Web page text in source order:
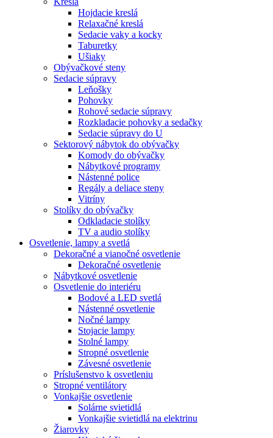
Hojdacie kreslá
Relaxačné kreslá
Sedacie vaky a kocky
Taburetky
Ušiaky
Obývačkové steny
Sedacie súpravy
Leňošky
Pohovky
Rohové sedacie súpravy
Rozkladacie pohovky a sedačky
Sedacie súpravy do U
Sektorový nábytok do obývačky
Komody do obývačky
Nábytkové programy
Nástenné police
Regály a deliace steny
Vitríny
Stolíky do obývačky
Odkladacie stolíky
TV a audio stolíky
Osvetlenie, lampy a svetlá
Dekoračné a vianočné osvetlenie
Dekoračné osvetlenie
Nábytkové osvetlenie
Osvetlenie do interiéru
Bodové a LED svetlá
Nástenné osvetlenie
Nočné lampy
Stojacie lampy
Stolné lampy
Stropné osvetlenie
Závesné osvetlenie
Príslušenstvo k osvetleniu
Stropné ventilátory
Vonkajšie osvetlenie
Solárne svietidlá
Vonkajšie svietidlá na elektrinu
Žiarovky